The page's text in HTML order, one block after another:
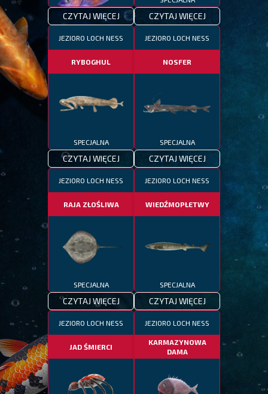
SPECJALNA
CZYTAJ WIĘCEJ CZYTAJ WIĘCEJ
JEZIORO LOCH NESS
RYBOGHUL
SPECJALNA
CZYTAJ WIĘCEJ
JEZIORO LOCH NESS
NOSFER
SPECJALNA
CZYTAJ WIĘCEJ
JEZIORO LOCH NESS
RAJA ZŁOŚLIWA
SPECJALNA
CZYTAJ WIĘCEJ
JEZIORO LOCH NESS
WIEDŹMOPŁETWY
SPECJALNA
CZYTAJ WIĘCEJ
JEZIORO LOCH NESS
JAD ŚMIERCI
JEZIORO LOCH NESS
KARMAZYNOWA
DAMA